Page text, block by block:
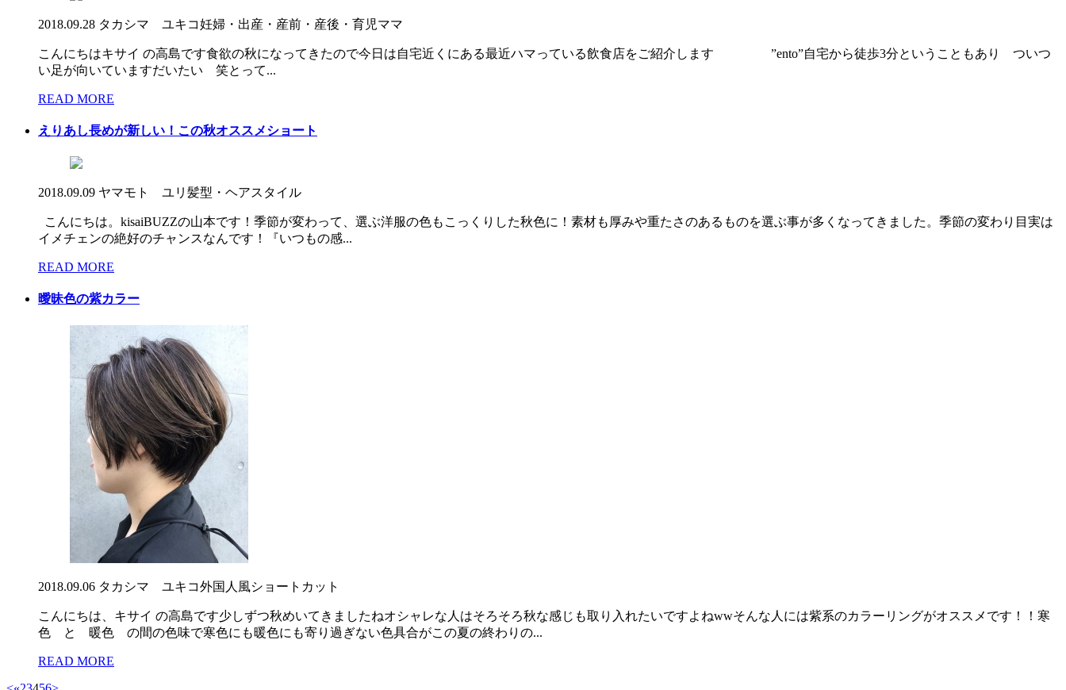
2018.09.28 タカシマ ユキコ妊婦・出産・産前・産後・育児ママ
こんにちはキサイ の高島です食欲の秋になってきたので今日は自宅近くにある最近ハマっている飲食店をご紹介します ”ento”自宅から徒歩3分ということもあり ついつ
い足が向いていますだいたい 笑とって...
READ MORE
えりあし長めが新しい！この秋オススメショート
2018.09.09 ヤマモト ユリ 髪型・ヘアスタイル
こんにちは。kisaiBUZZの山本です！季節が変わって、選ぶ洋服の色もこっくりした秋色に！素材も厚みや重たさのあるものを選ぶ事が多くなってきました。季節の変わり目実は
イメチェンの絶好のチャンスなんです！『いつもの感...
READ MORE
曖昧色の紫カラー
2018.09.06 タカシマ ユキコ外国人風ショートカット
こんにちは、キサイ の高島です少しずつ秋めいてきましたねオシャレな人はそろそろ秋な感じも取り入れたいですよねwwそんな人には紫系のカラーリングがオススメです！！寒
色 と 暖色 の間の色味で寒色にも暖色にも寄り過ぎない色具合がこの夏の終わりの...
READ MORE